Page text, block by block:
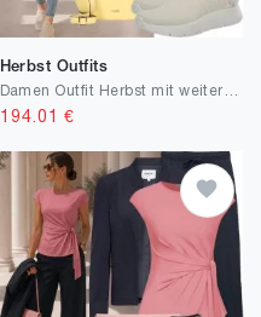
Herbst Outfits
Damen Outfit Herbst mit weiter Bluse
194.01 €